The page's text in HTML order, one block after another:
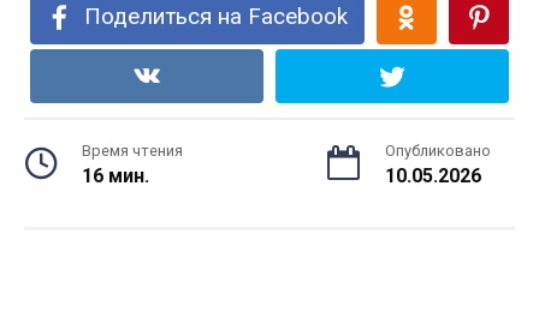
Поделиться на Facebook
Время чтения
16 мин.
Опубликовано
10.05.2026